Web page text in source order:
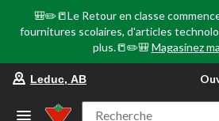
🎒✏️📒Le Retour en classe
fournitures scolaires, d'articles
plus.📒✏️🎒 Magasinez
votre
préféré
Leduc, AB